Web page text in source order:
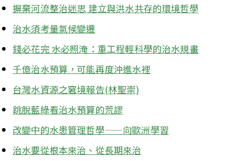
摒棄河流整治迷思 建立與洪水共存的環境哲學
治水須考量氣候變遷
錢必花完 水必照淹：重工程輕科學的治水規畫
千億治水預算，可能再度沖進水裡
台灣水資源之窘境報告(林聖崇)
跳脫藍綠看治水預算的荒謬
改變中的水患管理哲學——向歐洲學習
治水要從根本來治、從長期來治